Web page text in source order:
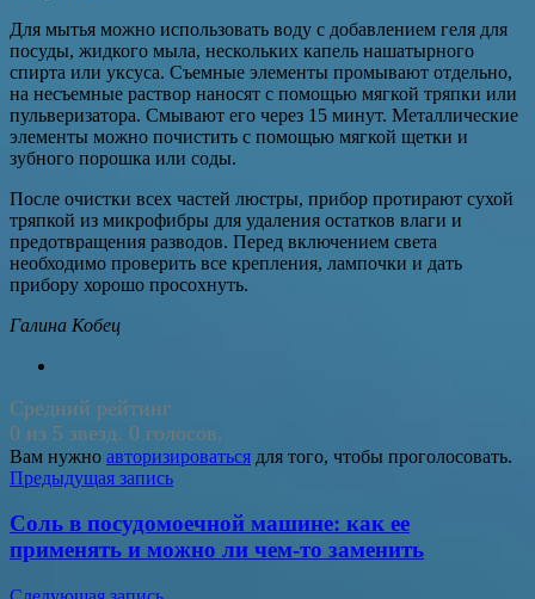
Для мытья можно использовать воду с добавлением геля для
посуды, жидкого мыла, нескольких капель нашатырного
спирта или уксуса. Съемные элементы промывают отдельно,
на несъемные раствор наносят с помощью мягкой тряпки или
пульверизатора. Смывают его через 15 минут. Металлические
элементы можно почистить с помощью мягкой щетки и
зубного порошка или соды.
После очистки всех частей люстры, прибор протирают сухой
тряпкой из микрофибры для удаления остатков влаги и
предотвращения разводов. Перед включением света
необходимо проверить все крепления, лампочки и дать
прибору хорошо просохнуть.
Галина Кобец
Средний рейтинг
0 из 5 звезд. 0 голосов.
Вам нужно авторизироваться для того, чтобы проголосовать.
Навигация
по
записям
Предыдущая запись
Соль в посудомоечной машине: как ее
применять и можно ли чем-то заменить